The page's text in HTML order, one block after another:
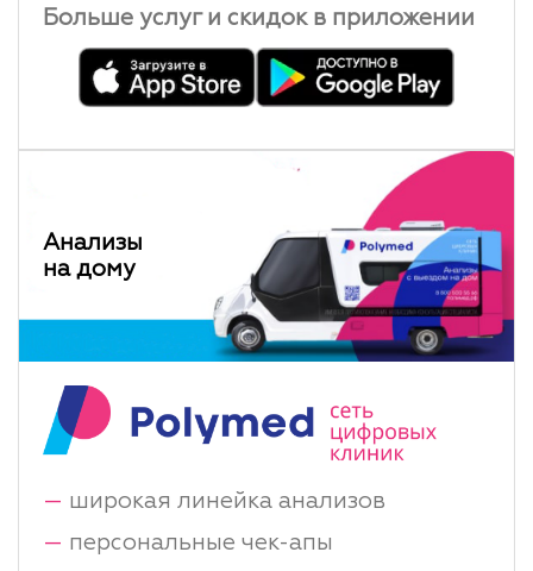
Больше услуг и скидок в приложении
Анализы
на дому
— широкая линейка анализов
— персональные чек-апы